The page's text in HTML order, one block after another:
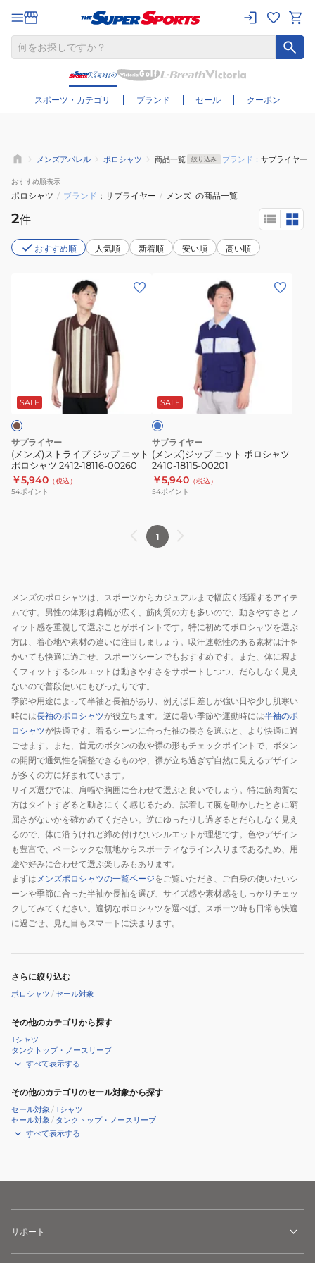
スポーツ・カテゴリ ブランド セール クーポン
さらに絞り込む
メンズアパレル ポロシャツ 商品一覧 絞り込み ブランド： サプライヤー
おすすめ順表示
ポロシャツ / ブランド サプライヤー / メンズ の商品一覧
2件
おすすめ順 人気順 新着順 安い順 高い順
プ
ジ
ッ
プ
ニ
ッ
2412-
18116-
00260
SALE
サプライヤー
(メンズ)ストライプ ジップ ニット
ポロシャツ 2412-18116-00260
￥5,940 （税込）
54ポイント
ッ
ト
ポ
ロ
シ
ャ
18115-
SALE
ブ
ル
サプライヤー
(メンズ)ジップ ニット ポロシャツ
2410-18115-00201
￥5,940 （税込）
54ポイント
1
メンズのポロシャツは、スポーツからカジュアルまで幅広く活躍するアイテ
ムです。男性の体形は肩幅が広く、筋肉質の方も多いので、動きやすさとフ
ィット感を重視して選ぶことがポイントです。特に初めてポロシャツを選ぶ
方は、着心地や素材の違いに注目しましょう。吸汗速乾性のある素材は汗を
かいても快適に過ごせ、スポーツシーンでもおすすめです。また、体に程よ
くフィットするシルエットは動きやすさをサポートしつつ、だらしなく見え
ないので普段使いにもぴったりです。
季節や用途によって半袖と長袖があり、例えば日差しが強い日や少し肌寒い
時には長袖のポロシャツが役立ちます。逆に暑い季節や運動時には半袖のポ
ロシャツが快適です。着るシーンに合った袖の長さを選ぶと、より快適に過
ごせます。また、首元のボタンの数や襟の形もチェックポイントで、ボタン
の開閉で通気性を調整できるものや、襟が立ち過ぎず自然に見えるデザイン
が多くの方に好まれています。
サイズ選びでは、肩幅や胸囲に合わせて選ぶと良いでしょう。特に筋肉質な
方はタイトすぎると動きにくく感じるため、試着して腕を動かしたときに窮
屈さがないかを確かめてください。逆にゆったりし過ぎるとだらしなく見え
るので、体に沿うけれど締め付けないシルエットが理想です。色やデザイン
も豊富で、ベーシックな無地からスポーティなライン入りまであるため、用
途や好みに合わせて選ぶ楽しみもあります。
まずは メンズポロシャツの一覧ページをご覧いただき、ご自身の使いたいシ
ーンや季節に合った半袖か長袖を選び、サイズ感や素材感をしっかりチェッ
クしてみてください。適切なポロシャツを選べば、スポーツ時も日常も快適
に過ごせ、見た目もスマートに決まります。
さらに絞り込む
ポロシャツ /セール対象
その他のカテゴリから探す
Tシャツ
タンクトップ・ノースリーブ
すべて表示する
その他のカテゴリのセール対象から探す
セール対象 /Tシャツ
セール対象 / タンクトップ・ノースリーブ
すべて表示する
サポート